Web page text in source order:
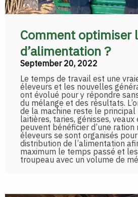
Comment optimiser
d’alimentation ?
September 20, 2022
Le temps de travail est une
éleveurs et les nouvelles
ont évolué pour y répondre
du mélange et des résultats.
de la machine reste le principal
laitières, taries, génisses, veaux
peuvent bénéficier d’une ration
éleveurs se sont organisés
distribution de l’alimentation
maximum le temps passé et
troupeau avec un volume de